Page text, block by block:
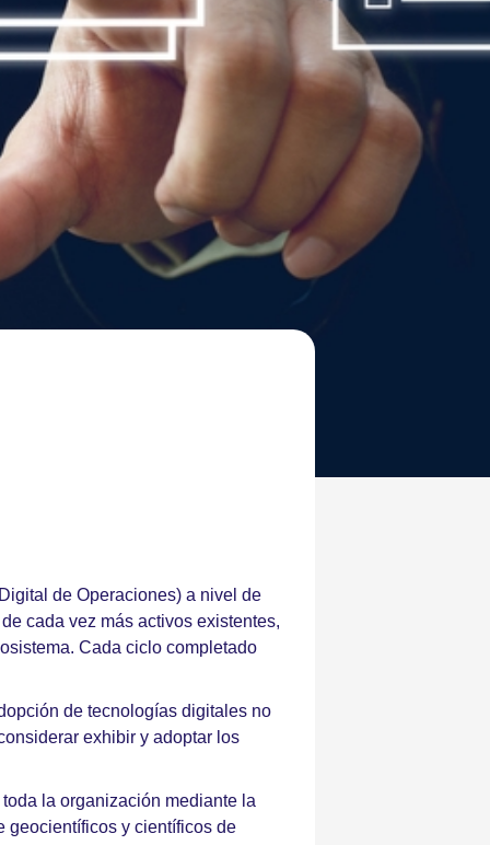
de Operaciones) a nivel de
cada vez más activos existentes,
Cada ciclo completado
de tecnologías digitales no
exhibir y adoptar los
la organización mediante la
geocientíficos y científicos de